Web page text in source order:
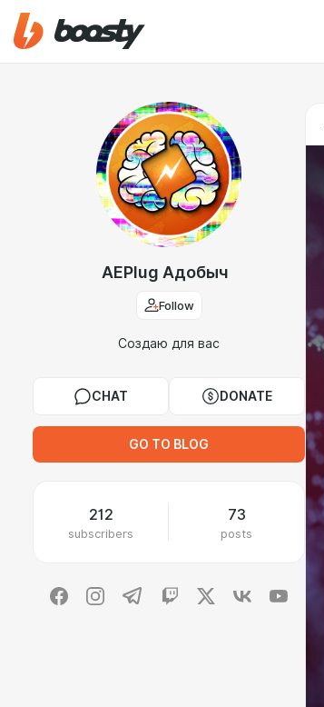
AEPlug Адобыч
Follow
Создаю для вас
CHAT DONATE
GO TO BLOG
212
subscribers
73
posts